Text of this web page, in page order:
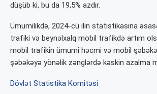
düşüb ki, bu da 19,5% azdır.
Ümumilikdə, 2024-cü ilin statistikasına
trafiki və beynəlxalq mobil trafikdə artım
mobil trafikin ümumi həcmi və mobil
şəbəkəyə yönəlik zənglərdə kəskin azalma
Dövlət Statistika Komitəsi